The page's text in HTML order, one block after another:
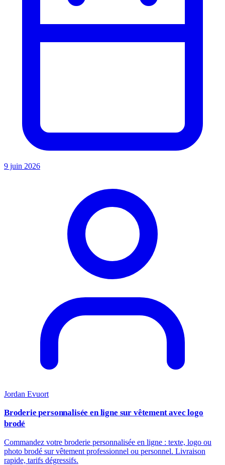
9 juin 2026
Jordan Evuort
Broderie personnalisée en ligne sur vêtement avec logo
brodé
Commandez votre broderie personnalisée en ligne : texte, logo ou
photo brodé sur vêtement professionnel ou personnel. Livraison
rapide, tarifs dégressifs.